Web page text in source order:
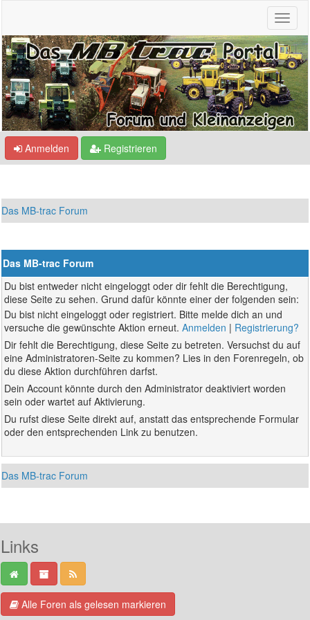
Anmelden Registrieren
Das MB-trac Forum
Das MB-trac Forum
Du bist entweder nicht eingeloggt oder dir fehlt die Berechtigung,
diese Seite zu sehen. Grund dafür könnte einer der folgenden sein:
Du bist nicht eingeloggt oder registriert. Bitte melde dich an und
versuche die gewünschte Aktion erneut.Anmelden | Registrierung?
Dir fehlt die Berechtigung, diese Seite zu betreten. Versuchst du auf
eine Administratoren-Seite zu kommen? Lies in den Forenregeln, ob
du diese Aktion durchführen darfst.
Dein Account könnte durch den Administrator deaktiviert worden
sein oder wartet auf Aktivierung.
Du rufst diese Seite direkt auf, anstatt das entsprechende Formular
oder den entsprechenden Link zu benutzen.
Das MB-trac Forum
Links
Alle Foren als gelesen markieren